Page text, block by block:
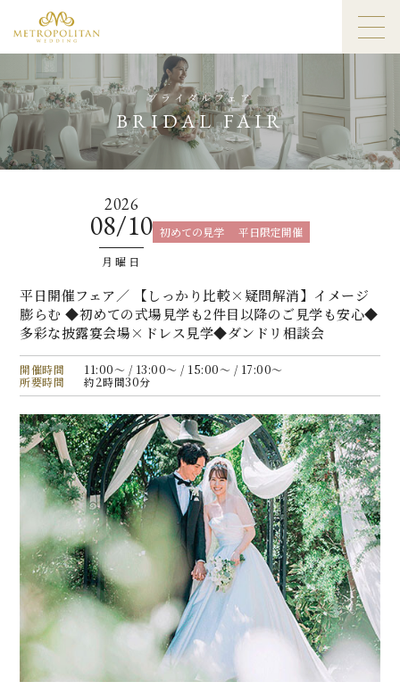
ブライダルフェア
BRIDAL FAIR
2026
08/10
月曜日
初めての見学 平日限定開催
平日開催フェア／ 【しっかり比較×疑問解消】イメージ
膨らむ ◆初めての式場見学も2件目以降のご見学も安心◆
多彩な披露宴会場×ドレス見学◆ダンドリ相談会
開催時間
11:00〜 / 13:00〜 / 15:00〜 / 17:00〜
所要時間
約2時間30分